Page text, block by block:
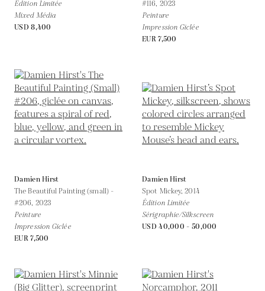
Édition Limitée
Mixed Média
USD 8,400
#116, 2023
Peinture
Impression Giclée
EUR 7,500
Damien Hirst
The Beautiful Painting (small) -
#206, 2023
Peinture
Impression Giclée
EUR 7,500
Damien Hirst
Spot Mickey,2014
Édition Limitée
Sérigraphie/Silkscreen
USD 40,000 - 50,000